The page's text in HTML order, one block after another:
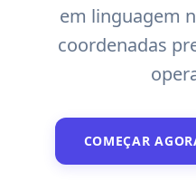
em linguagem
coordenadas
COMEÇAR